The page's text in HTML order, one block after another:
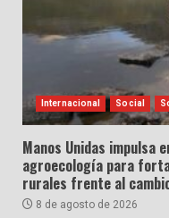
Internacional Social
Manos Unidas impulsa
agroecología para
rurales frente al
8 de agosto de 2026